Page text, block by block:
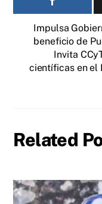
Impulsa
beneficio de
Invita
científicas en el
Related